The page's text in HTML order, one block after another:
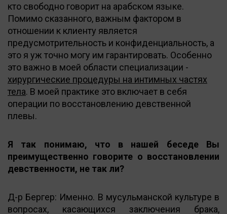
кто свободно говорит на арабском языке.
Помимо сказанного, важным фактором в
отношении к клиенту является
предусмотрительность и конфиденциальность, а
это я уж точно могу им гарантировать. Особенно
это важно в моей области специализации -
хирургические процедуры на интимных частях
тела. В моей практике это включает в себя
операции по восстановлению девственной
плевы.
Я так понимаю, что в нашей беседе Вы
преимущественно говорите о восстановлении
девственности, не так ли?
Д-р Бергер: Именно. В мусульманской культуре в
вопросах, касающихся заключения брака,